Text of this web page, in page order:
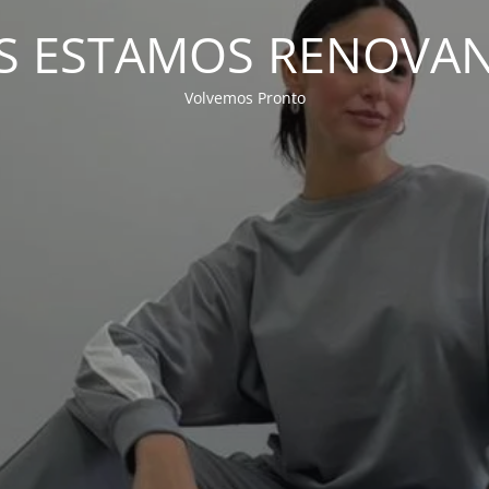
ESTAMOS
Volvemos Pronto